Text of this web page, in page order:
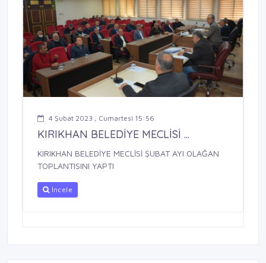
4 Şubat 2023 , Cumartesi 15:56
KIRIKHAN BELEDİYE MECLİSİ ...
KIRIKHAN BELEDİYE MECLİSİ ŞUBAT AYI OLAĞAN
TOPLANTISINI YAPTI
İncele